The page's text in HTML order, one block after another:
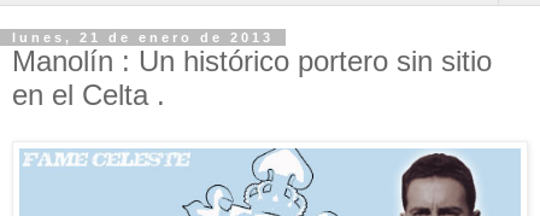
lunes, 21 de enero de 2013
Manolín : Un histórico portero sin sitio
en el Celta .